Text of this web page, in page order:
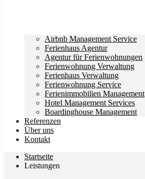
Airbnb Management Service
Ferienhaus Agentur
Agentur für Ferienwohnungen
Ferienwohnung Verwaltung
Ferienhaus Verwaltung
Ferienwohnung Service
Ferienimmobilien Management
Hotel Management Services
Boardinghouse Management
Referenzen
Über uns
Kontakt
Startseite
Leistungen